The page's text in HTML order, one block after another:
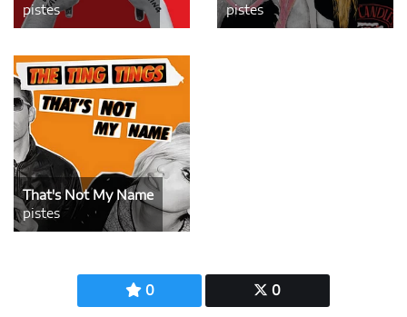
0 0
pistes
pistes
That's Not My Name
pistes